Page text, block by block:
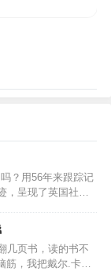
？用56年来跟踪记
，呈现了英国社会
在中国，导演郑
《出·路》。她跟
国际大都市里的少
的孩子，“读书”是
几页书，读的书不
筋，我把戴尔.卡耐